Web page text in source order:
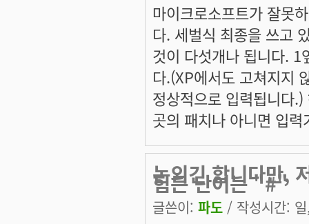
마이크로소프트가 잘못
다. 세벌식 최종을 쓰고
것이 다섯개나 됩니다.
다.(XP에서도 고쳐지지
정상적으로 입력됩니다
곳의 패치나 아니면 입
논외긴 합니다만,
힘든 단어는 "#"
글쓴이: 파도 / 작성시간: